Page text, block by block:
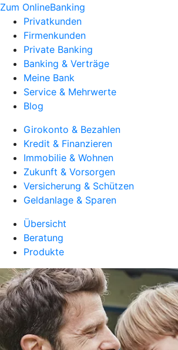
Zum OnlineBanking
Privatkunden
Firmenkunden
Private Banking
Banking & Verträge
Meine Bank
Service & Mehrwerte
Blog
Girokonto & Bezahlen
Kredit & Finanzieren
Immobilie & Wohnen
Zukunft & Vorsorgen
Versicherung & Schützen
Geldanlage & Sparen
Übersicht
Beratung
Produkte